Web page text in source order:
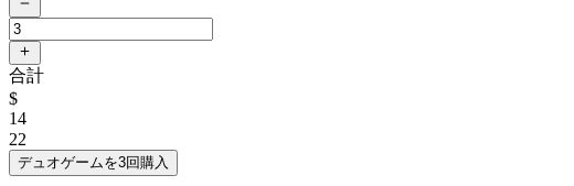
合計
$
14
22
デュオゲームを3回購入